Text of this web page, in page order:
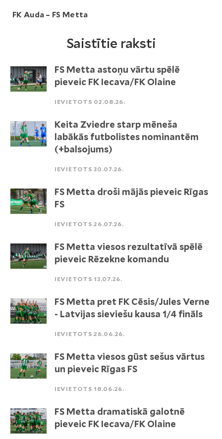
FK Auda – FS Metta
Saistītie raksti
FS Metta astoņu vārtu spēlē
pieveic FK Iecava/FK Olaine
IEVIETOTS 02.08.26.
Keita Zviedre starp mēneša
labākās futbolistes nominantēm
(+balsojums)
IEVIETOTS 30.07.26.
FS Metta droši mājās pieveic Rīgas
FS
IEVIETOTS 26.07.26.
FS Metta viesos rezultatīvā spēlē
pieveic Rēzekne komandu
IEVIETOTS 13.07.26.
FS Metta pret FK Cēsis/Jules Verne
- Latvijas sieviešu kausa 1/4 fināls
IEVIETOTS 26.06.26.
FS Metta viesos gūst sešus vārtus
un pieveic Rīgas FS
IEVIETOTS 18.06.26.
FS Metta dramatiskā galotnē
pieveic FK Iecava/FK Olaine